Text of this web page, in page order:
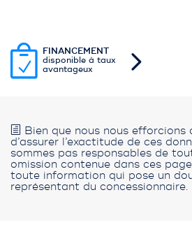
FINANCEMENT
disponible à taux
avantageux
Bien que nous nous
d’assurer l’exactitude de ces
sommes pas responsables de
omission contenue dans ces
toute information qui pose un
représentant du concessionnaire.